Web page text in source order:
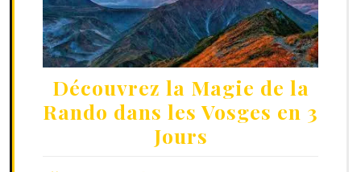
Découvrez la Magie de la
Rando dans les Vosges en 3
Jours